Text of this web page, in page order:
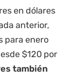
en dólares
anterior,
para enero
$120 por
también